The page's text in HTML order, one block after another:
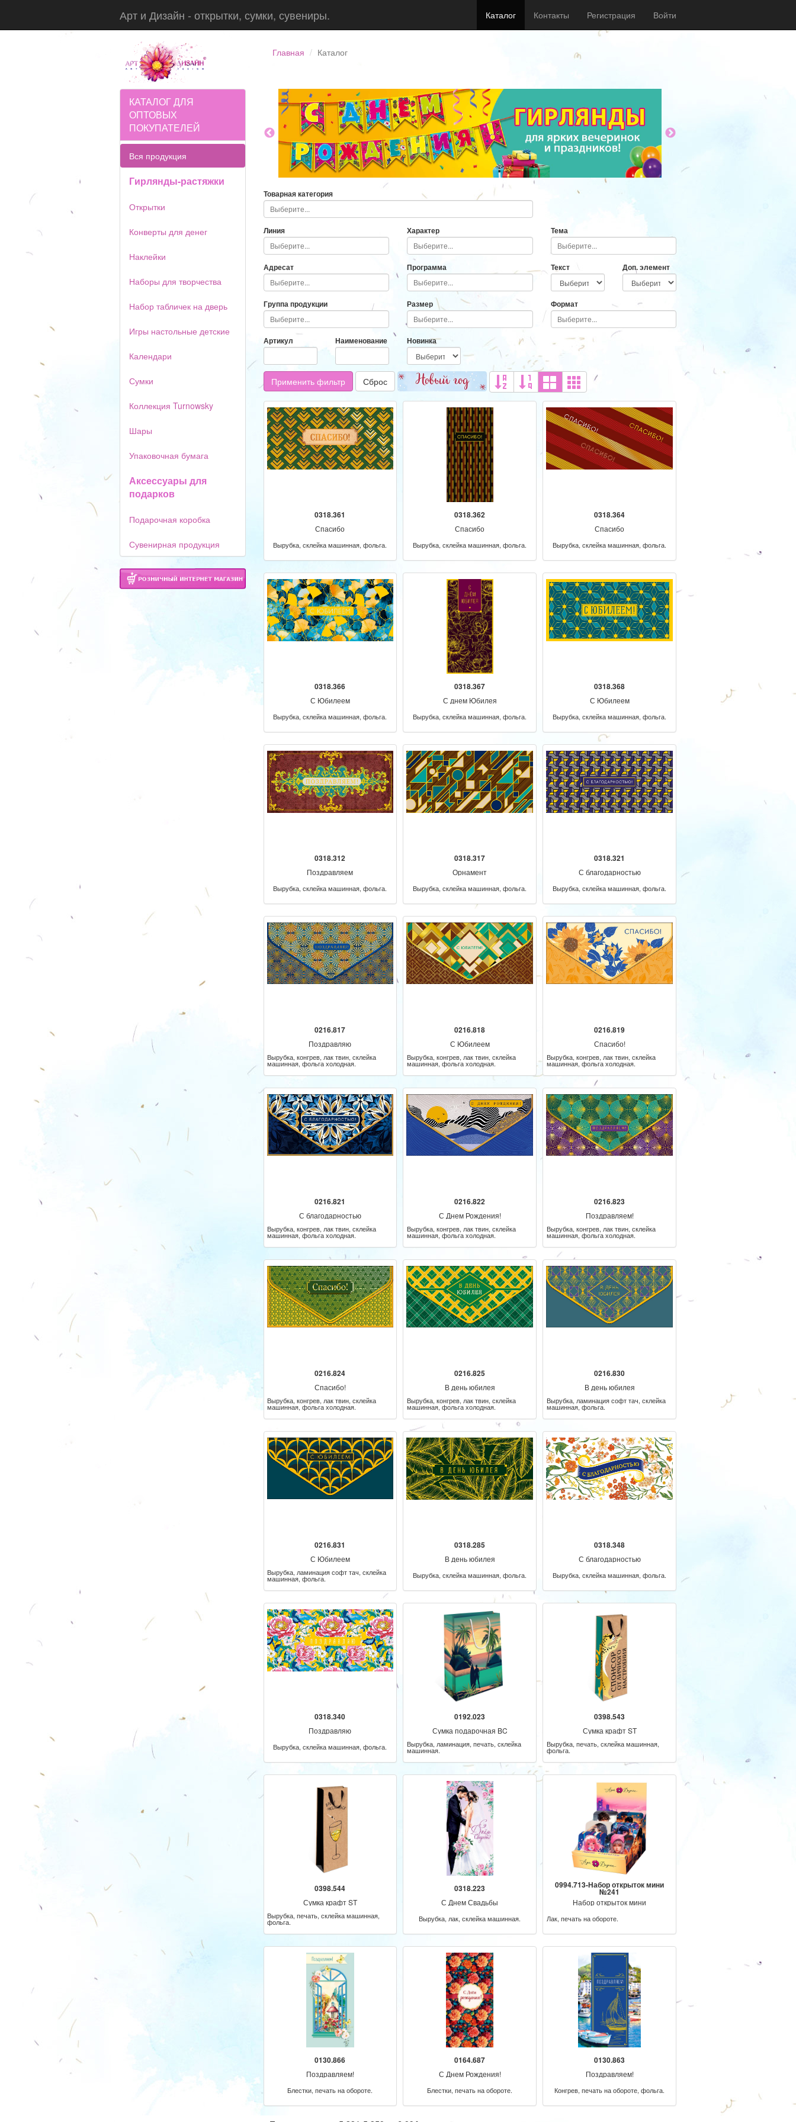
Арт и Дизайн - открытки, сумки, сувениры. Каталог Контакты Регистрация Войти
Главная Каталог
КАТАЛОГ ДЛЯ
ОПТОВЫХ
ПОКУПАТЕЛЕЙ
Вся продукция
Гирлянды-растяжки
Открытки
Конверты для денег
Наклейки
Наборы для творчества
Набор табличек на дверь
Игры настольные детские
Календари
Сумки
Коллекция Turnowsky
Шары
Упаковочная бумага
Аксессуары для
подарков
Подарочная коробка
Сувенирная продукция
Товарная категория
Линия Характер Тема
Адресат Программа Текст Доп. элемент
Группа продукции Размер Формат
Артикул Наименование Новинка
Применить фильтр Сброс
0318.361
Спасибо
Вырубка, склейка машинная, фольга.
0318.362
Спасибо
Вырубка, склейка машинная, фольга.
0318.364
Спасибо
Вырубка, склейка машинная, фольга.
0318.366
С Юбилеем
Вырубка, склейка машинная, фольга.
0318.367
С днем Юбилея
Вырубка, склейка машинная, фольга.
0318.368
С Юбилеем
Вырубка, склейка машинная, фольга.
0318.312
Поздравляем
Вырубка, склейка машинная, фольга.
0318.317
Орнамент
Вырубка, склейка машинная, фольга.
0318.321
С благодарностью
Вырубка, склейка машинная, фольга.
0216.817
Поздравляю
Вырубка, конгрев, лак твин, склейка
машинная, фольга холодная.
0216.818
С Юбилеем
Вырубка, конгрев, лак твин, склейка
машинная, фольга холодная.
0216.819
Спасибо!
Вырубка, конгрев, лак твин, склейка
машинная, фольга холодная.
0216.821
С благодарностью
Вырубка, конгрев, лак твин, склейка
машинная, фольга холодная.
0216.822
С Днем Рождения!
Вырубка, конгрев, лак твин, склейка
машинная, фольга холодная.
0216.823
Поздравляем!
Вырубка, конгрев, лак твин, склейка
машинная, фольга холодная.
0216.824
Спасибо!
Вырубка, конгрев, лак твин, склейка
машинная, фольга холодная.
0216.825
В день юбилея
Вырубка, конгрев, лак твин, склейка
машинная, фольга холодная.
0216.830
В день юбилея
Вырубка, ламинация софт тач, склейка
машинная, фольга.
0216.831
С Юбилеем
Вырубка, ламинация софт тач, склейка
машинная, фольга.
0318.285
В день юбилея
Вырубка, склейка машинная, фольга.
0318.348
С благодарностью
Вырубка, склейка машинная, фольга.
0318.340
Поздравляю
Вырубка, склейка машинная, фольга.
0192.023
Сумка подарочная BC
Вырубка, ламинация, печать, склейка
машинная.
0398.543
Сумка крафт ST
Вырубка, печать, склейка машинная,
фольга.
0398.544
Сумка крафт ST
Вырубка, печать, склейка машинная,
фольга.
0318.223
С Днем Свадьбы
Вырубка, лак, склейка машинная.
0994.713-Набор открыток мини
№241
Набор открыток мини
Лак, печать на обороте.
0130.866
Поздравляем!
Блестки, печать на обороте.
0164.687
С Днем Рождения!
Блестки, печать на обороте.
0130.863
Поздравляем!
Конгрев, печать на обороте, фольга.